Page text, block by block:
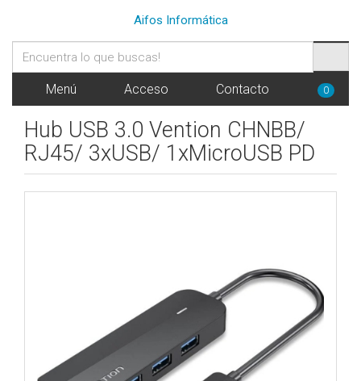
Aifos Informática
Menú Acceso Contacto 0
Hub USB 3.0 Vention CHNBB/
RJ45/ 3xUSB/ 1xMicroUSB PD